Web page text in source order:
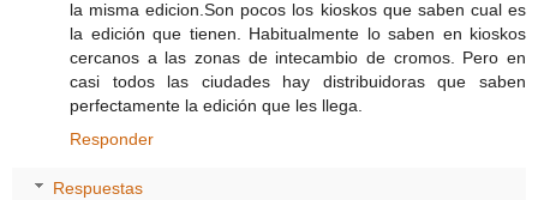
la misma edicion.Son pocos los kioskos que saben cual es
la edición que tienen. Habitualmente lo saben en kioskos
cercanos a las zonas de intecambio de cromos. Pero en
casi todos las ciudades hay distribuidoras que saben
perfectamente la edición que les llega.
Responder
Respuestas